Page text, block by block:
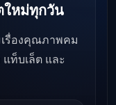
ใหม่ทุกวัน
รื่องคุณภาพคม
ท็บเล็ต และ